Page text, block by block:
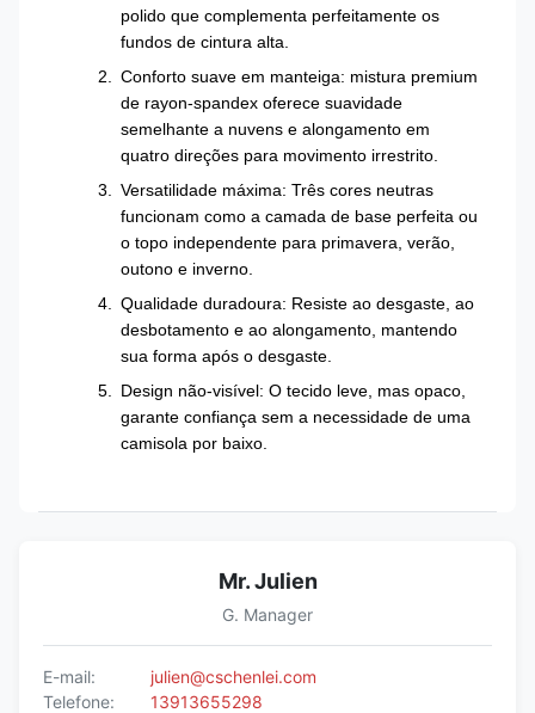
polido que complementa perfeitamente os
fundos de cintura alta.
Conforto suave em manteiga: mistura premium
de rayon-spandex oferece suavidade
semelhante a nuvens e alongamento em
quatro direções para movimento irrestrito.
Versatilidade máxima: Três cores neutras
funcionam como a camada de base perfeita ou
o topo independente para primavera, verão,
outono e inverno.
Qualidade duradoura: Resiste ao desgaste, ao
desbotamento e ao alongamento, mantendo
sua forma após o desgaste.
Design não-visível: O tecido leve, mas opaco,
garante confiança sem a necessidade de uma
camisola por baixo.
Mr. Julien
G. Manager
E-mail:
julien@cschenlei.com
Telefone:
13913655298